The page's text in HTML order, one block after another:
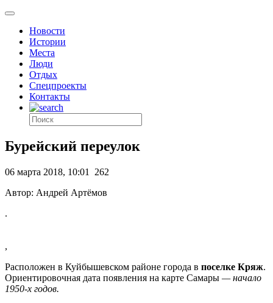
Новости
Истории
Места
Люди
Отдых
Спецпроекты
Контакты
Бурейский переулок
06 марта 2018, 10:01
262
Автор: Андрей Артёмов
.
,
Расположен в Куйбышевском районе города в поселке Кряж.
Ориентировочная дата появления на карте Самары —начало
1950-х годов.